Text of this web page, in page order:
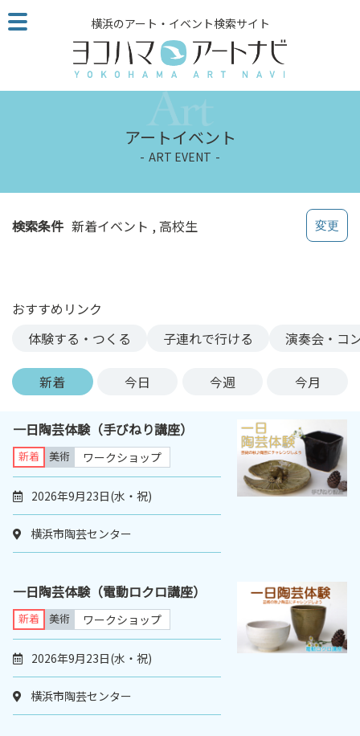
こ
の
ジ
む
ン
横浜のアート・イベント検索サイト
アートイベント
ART EVENT
検索条件 新着イベント 高校生
おすすめリンク
体験する・つくる
子連れで行ける 演奏会・コ
新着 今日 今週 今月
一日陶芸体験（手びねり講座）
新着 美術 ワークショップ
2026年9月23日(水・祝)
横浜市陶芸センター
一日陶芸体験（電動ロクロ講座）
新着 美術 ワークショップ
2026年9月23日(水・祝)
横浜市陶芸センター